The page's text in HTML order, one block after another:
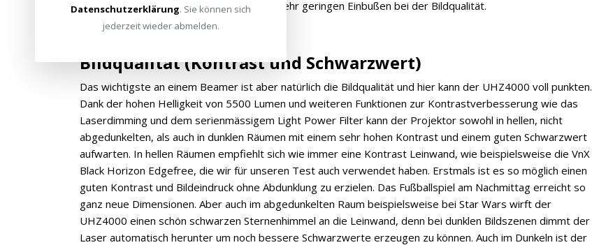
den Beamer flüsterleise machen, bei nur sehr geringen Einbußen bei der Bildqualität.
Bildqualität (Kontrast und Schwarzwert)
Das wichtigste an einem Beamer ist aber natürlich die Bildqualität und hier kann der UHZ4000 voll punkten.
Dank der hohen Helligkeit von 5500 Lumen und weiteren Funktionen zur Kontrastverbesserung wie das
Laserdimming und dem serienmässigem Light Power Filter kann der Projektor sowohl in hellen, nicht
abgedunkelten, als auch in dunklen Räumen mit einem sehr hohen Kontrast und einem guten Schwarzwert
aufwarten. In hellen Räumen empfiehlt sich wie immer eine Kontrast Leinwand, wie beispielsweise die VnX
Black Horizon Edgefree, die wir für unseren Test auch verwendet haben. Erstmals ist es so möglich einen
guten Kontrast und Bildeindruck ohne Abdunklung zu erzielen. Das Fußballspiel am Nachmittag erreicht so
ganz neue Dimensionen. Aber auch im abgedunkelten Raum beispielsweise bei Star Wars wirft der
UHZ4000 einen schön schwarzen Sternenhimmel an die Leinwand, denn bei dunklen Bildszenen dimmt der
Laser automatisch herunter um noch bessere Schwarzwerte erzeugen zu können. Auch im Dunkeln ist der
Datenschutzerklärung. Sie können sich
jederzeit wieder abmelden.